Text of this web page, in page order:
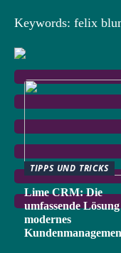
Keywords: felix
TIPPS UND TRICKS
Lime CRM: Die
umfassende
modernes